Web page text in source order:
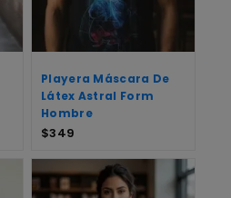
Playera Máscara De
Látex Astral Form
Hombre
$349